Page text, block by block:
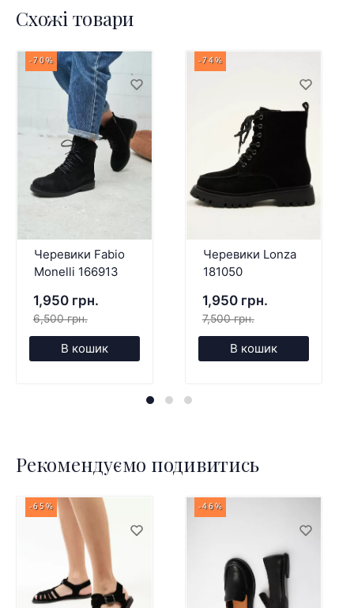
Схожі товари
-70%
Черевики Fabio
Monelli 166913
1,950 грн.
6,500 грн.
В кошик
-74%
Черевики Lonza
181050
1,950 грн.
7,500 грн.
В кошик
Рекомендуємо подивитись
-65% -46%